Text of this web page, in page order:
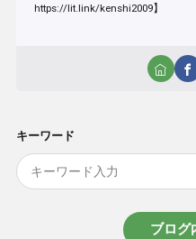
https://lit.link/kenshi2009】
キーワード
ブログ